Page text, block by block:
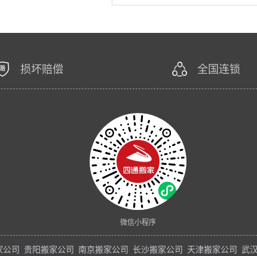
损坏赔偿 全国连锁
微信小程序
公司 贵阳搬家公司 南京搬家公司 长沙搬家公司 天津搬家公司
武